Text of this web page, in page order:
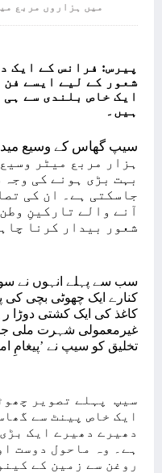
میں ہزاروں مربع
پیرس: فرانس کے ایک
شعور کے لیے ایسے
ایک خاص بلندی سے
ہیں۔
ہزار مربع میٹر
بہت بڑی ہونے کی
جاسکتی ہے۔ ان کی
آنے والے تارکینِ
شعور بیدار کرنا
سب سے پہلے انہوں نے
کنارے ایک چھوٹی بچی کی
کاغذ کی ایک کشتی دوڑا
تخلیق کو سیپ نے ’پیغامِ
سیپ پہلے تصویر
ایک خاص پینٹ سے
دھیرے دھیرے ایک
ہے۔ وہ ماحول دوست
روغن سے زمین کے